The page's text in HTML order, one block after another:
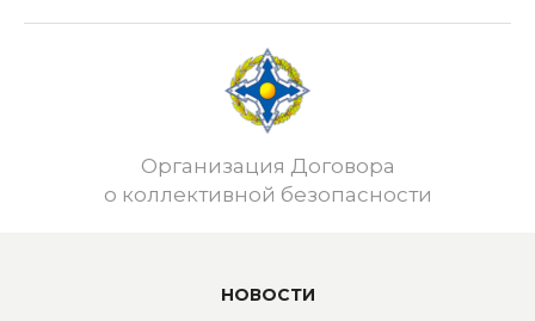
Организация Договора
о коллективной безопасности
НОВОСТИ